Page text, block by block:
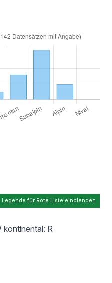
Legende für Rote Liste einblenden
kontinental: R